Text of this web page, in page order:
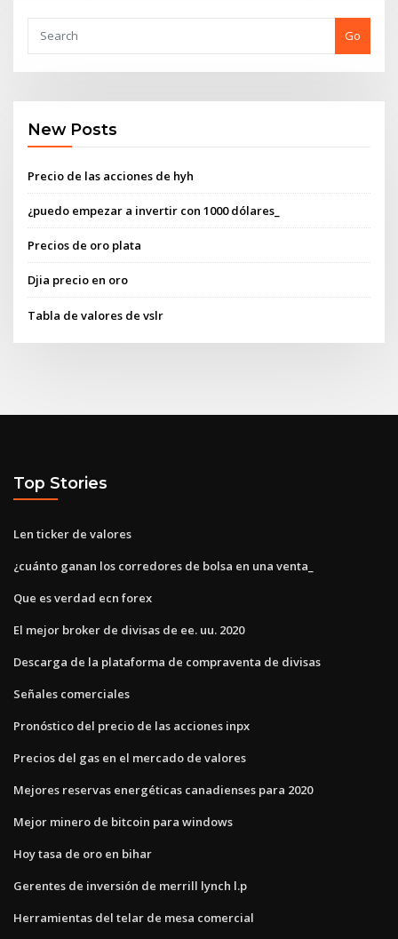
Go
New Posts
Precio de las acciones de hyh
¿puedo empezar a invertir con 1000 dólares_
Precios de oro plata
Djia precio en oro
Tabla de valores de vslr
Top Stories
Len ticker de valores
¿cuánto ganan los corredores de bolsa en una venta_
Que es verdad ecn forex
El mejor broker de divisas de ee. uu. 2020
Descarga de la plataforma de compraventa de divisas
Señales comerciales
Pronóstico del precio de las acciones inpx
Precios del gas en el mercado de valores
Mejores reservas energéticas canadienses para 2020
Mejor minero de bitcoin para windows
Hoy tasa de oro en bihar
Gerentes de inversión de merrill lynch l.p
Herramientas del telar de mesa comercial